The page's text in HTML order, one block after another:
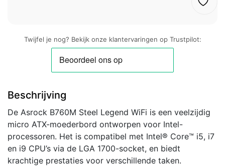
Twijfel je nog? Bekijk onze klantervaringen op Trustpilot:
Beschrijving
De Asrock B760M Steel Legend WiFi is een veelzijdig
micro ATX-moederbord ontworpen voor Intel-
processoren. Het is compatibel met Intel® Core™ i5, i7
en i9 CPU’s via de LGA 1700-socket, en biedt
krachtige prestaties voor verschillende taken.